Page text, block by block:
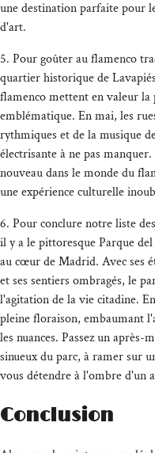
une destination parfaite pour
d'art.
5. Pour goûter au flamenco
quartier historique de
flamenco mettent en valeur la
emblématique. En mai, les
rythmiques et de la musique
électrisante à ne pas
nouveau dans le monde du
une expérience culturelle
6. Pour conclure notre liste
il y a le pittoresque Parque
au cœur de Madrid. Avec ses
et ses sentiers ombragés, le
l'agitation de la vie citadine.
pleine floraison, embaumant
les nuances. Passez un
sinueux du parc, à ramer sur
vous détendre à l'ombre d'un
Conclusion